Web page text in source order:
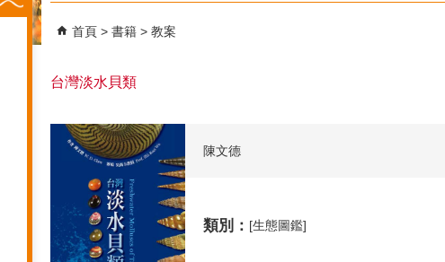
首頁 書籍 教案
台灣淡水貝類
陳文德
類別： [生態圖鑑]